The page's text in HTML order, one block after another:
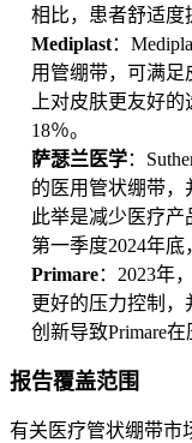
相比，患者舒适度
Mediplast：
用管绷带，可满足
上对皮肤更友好
18％。
萨瑟兰医学：
的医用管状绷带，
此举是减少医疗产
第一季度2024年底
Primare：2023年
更好的压力控制
创新导致Primare
报告覆盖范围
有关医疗管状绷带市